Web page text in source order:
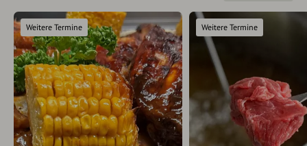
Weitere Termine Weitere Termine